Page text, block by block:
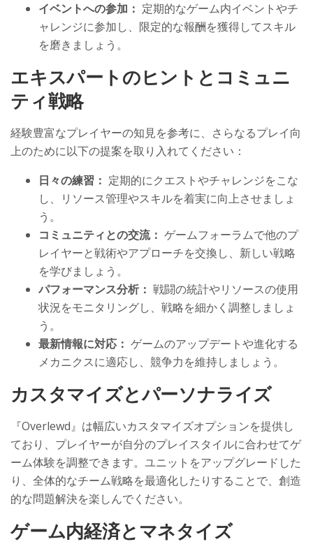
イベントへの参加： 定期的なゲーム内イベントやチ
ャレンジに参加し、限定的な報酬を獲得してスキル
を磨きましょう。
エキスパートのヒントとコミュニ
ティ戦略
経験豊富なプレイヤーの知見を参考に、さらなるプレイ向
上のために以下の提案を取り入れてください：
日々の練習： 定期的にクエストやチャレンジをこな
し、リソース管理やスキルを着実に向上させましょ
う。
コミュニティとの交流： ゲームフォーラムで他のプ
レイヤーと戦術やアプローチを交換し、新しい戦略
を学びましょう。
パフォーマンス分析： 戦闘の統計やリソースの使用
状況をモニタリングし、戦略を細かく調整しましょ
う。
最新情報に対応： ゲームのアップデートや進化する
メカニクスに適応し、競争力を維持しましょう。
カスタマイズとパーソナライズ
『Overlewd』は幅広いカスタマイズオプションを提供し
ており、プレイヤーが自分のプレイスタイルに合わせてゲ
ーム体験を調整できます。ユニットをアップグレードした
り、全体的なチーム戦略を最適化したりすることで、創造
的な問題解決を楽しんでください。
ゲーム内経済とマネタイズ